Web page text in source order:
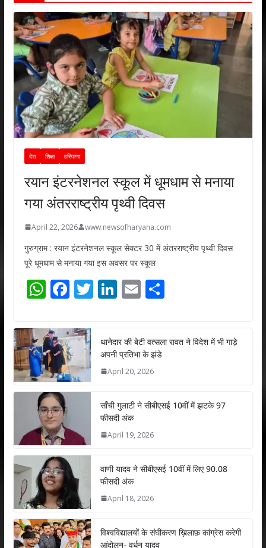
देश शिक्षा हरियाणा
रयान इंटरनेशनल स्कूल में धूमधाम से मनाया
गया अंतरराष्ट्रीय पृथ्वी दिवस
April 22, 2026 www.newsofharyana.com
गुरुग्राम : रयान इंटरनेशनल स्कूल सेक्टर 30 में अंतरराष्ट्रीय पृथ्वी दिवस
पूरे धूमधाम से मनाया गया इस अवसर पर स्कूल
W
at
s
A
p
p
F
e
b
o
o
T
er
Li
e
dI
E
l
S
e
थानेदार की बेटी वत्सला रावत ने विदेश में भी गाड़े
अपनी प्रतिभा के झंडे
April 20, 2026
साँची गुलाटी ने सीबीएसई 10वीं में झटके 97
फीसदी अंक
April 19, 2026
वाणी यादव ने सीबीएसई 10वीं में लिए 90.08
फीसदी अंक
April 18, 2026
विश्वविद्यालयों के संघीकरण ख़िलाफ़ कांग्रेस करेगी
आंदोलन- वर्धन यादव